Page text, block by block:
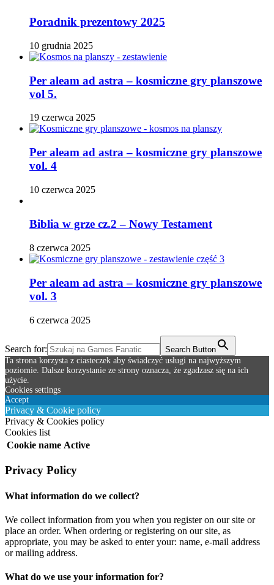
Poradnik prezentowy 2025
10 grudnia 2025
Per aleam ad astra – kosmiczne gry planszowe
vol 5.
19 czerwca 2025
Per aleam ad astra – kosmiczne gry planszowe
vol. 4
10 czerwca 2025
Biblia w grze cz.2 – Nowy Testament
8 czerwca 2025
Per aleam ad astra – kosmiczne gry planszowe
vol. 3
6 czerwca 2025
Search for:
Search Button
Ta strona korzysta z ciasteczek aby świadczyć usługi na najwyższym
poziomie. Dalsze korzystanie ze strony oznacza, że zgadzasz się na ich
użycie.
Cookies settings
Accept
Privacy & Cookie policy
Privacy & Cookies policy
Cookies list
Cookie name Active
Privacy Policy
What information do we collect?
We collect information from you when you register on our site or
place an order. When ordering or registering on our site, as
appropriate, you may be asked to enter your: name, e-mail address
or mailing address.
What do we use your information for?